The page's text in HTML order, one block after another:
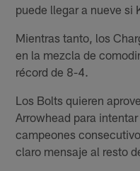
puede llegar a nueve si
Mientras tanto, los
en la mezcla de
récord de 8-4.
Los Bolts quieren
Arrowhead para
campeones
claro mensaje al resto